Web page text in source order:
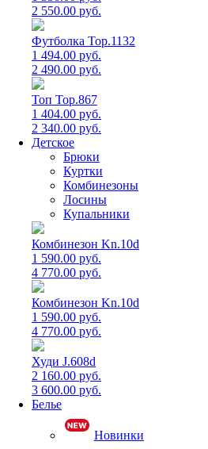
2 550.00 руб.
Футболка Top.1132
1 494.00 руб.
2 490.00 руб.
Топ Top.867
1 404.00 руб.
2 340.00 руб.
Детское
Брюки
Куртки
Комбинезоны
Лосины
Купальники
Комбинезон Kn.10d
1 590.00 руб.
4 770.00 руб.
Комбинезон Kn.10d
1 590.00 руб.
4 770.00 руб.
Худи J.608d
2 160.00 руб.
3 600.00 руб.
Белье
Новинки